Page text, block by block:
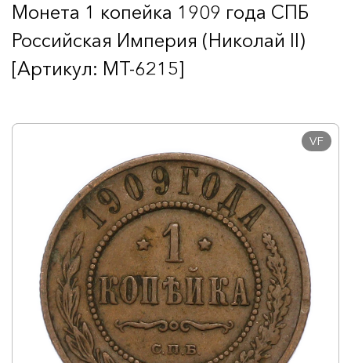
Монета 1 копейка 1909 года СПБ
Российская Империя (Николай II)
[Артикул: MT-6215]
VF